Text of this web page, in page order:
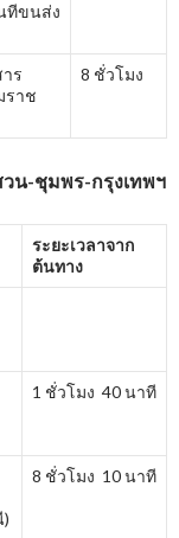
ทีขนส่ง
ร
ราช
8 ชั่วโมง
น-ชุมพร-กรุงเทพฯ
ระยะเวลาจาก
ต้นทาง
1 ชั่วโมง 40 นาที
8 ชั่วโมง 10 นาที